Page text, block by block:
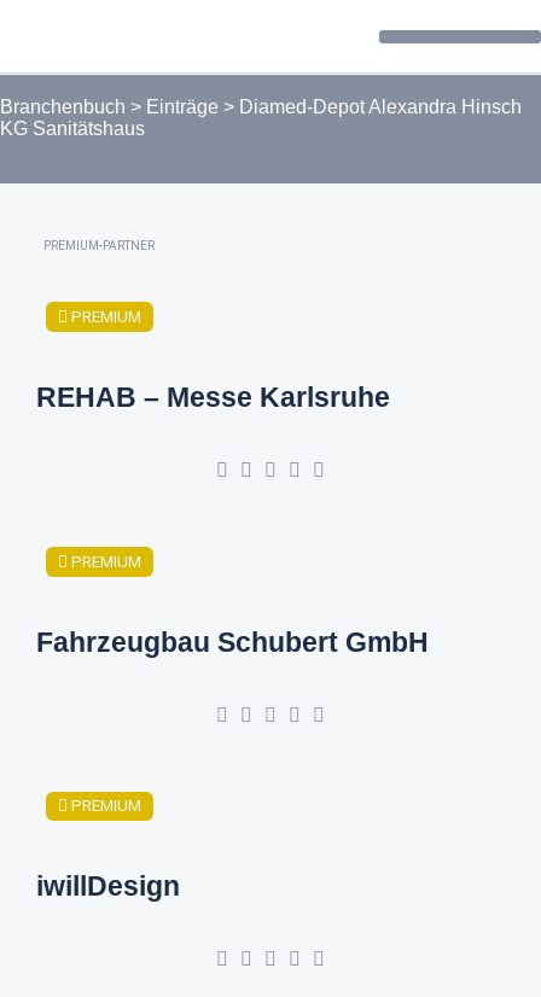
Branchenbuch > Einträge > Diamed-Depot Alexandra Hinsch
KG Sanitätshaus
PREMIUM-PARTNER
PREMIUM
REHAB – Messe Karlsruhe
PREMIUM
Fahrzeugbau Schubert GmbH
PREMIUM
iwillDesign